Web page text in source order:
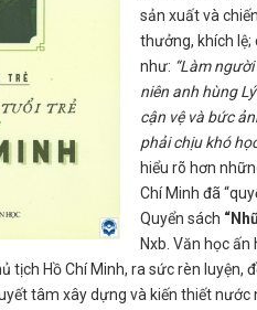
sản xuất và
thưởng, khích lệ;
như: “Làm
niên anh hùng
cận vệ và bức
phải chịu khó
hiểu rõ hơn
Chí Minh đã
Quyển sách
Nxb. Văn học
tịch Hồ Chí Minh, ra sức rèn
tâm xây dựng và kiến thiết